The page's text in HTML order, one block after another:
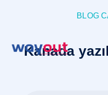
BLOG
Kanada